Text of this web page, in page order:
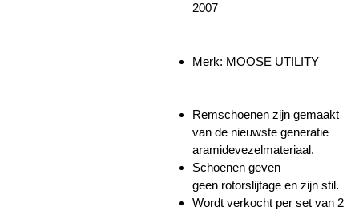
2007
Merk: MOOSE UTILITY
Remschoenen zijn gemaakt
van de nieuwste generatie
aramidevezelmateriaal.
Schoenen geven
geen rotorslijtage en zijn stil.
Wordt verkocht per set van 2